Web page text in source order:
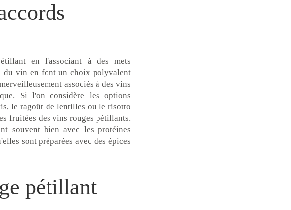
en l'associant à des mets
du vin en font un choix polyvalent
associés à des vins
Si l'on considère les options
le ragoût de lentilles ou le risotto
fruitées des vins rouges pétillants.
souvent bien avec les protéines
sont préparées avec des épices
pétillant